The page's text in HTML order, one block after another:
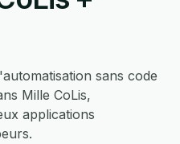
sans code
Mille CoLis,
applications